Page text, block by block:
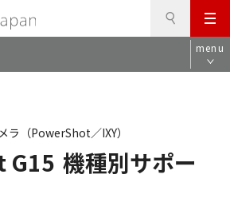
メ
ニ
ュ
menu
G15 機種別サポー
ラ（PowerShot／IXY）